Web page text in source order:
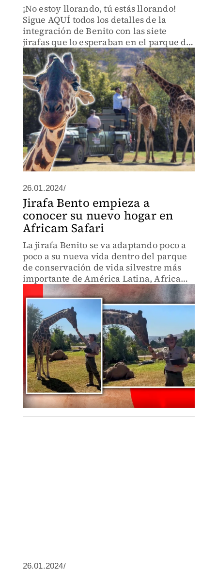
¡No estoy llorando, tú estás llorando!
Sigue AQUÍ todos los detalles de la
integración de Benito con las siete
jirafas que lo esperaban en el parque de
conservación de vida silvestre en
Puebla.
26.01.2024/
Jirafa Bento empieza a
conocer su nuevo hogar en
Africam Safari
La jirafa Benito se va adaptando poco a
poco a su nueva vida dentro del parque
de conservación de vida silvestre más
importante de América Latina, Africam
Safari, y pronto podrá estar en contacto
con su nueva familia.
26.01.2024/